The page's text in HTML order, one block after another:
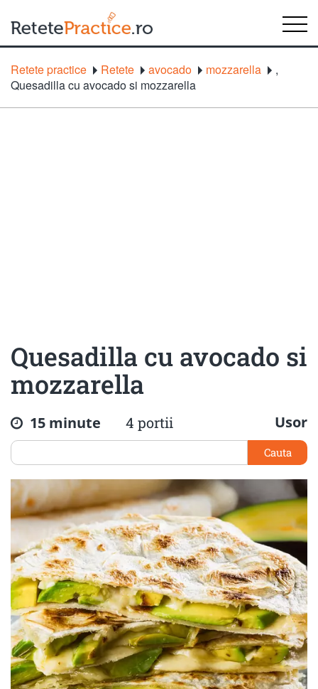
Retete practice Retete avocado ,
mozzarella
Quesadilla cu avocado si mozzarella
Quesadilla cu avocado si
mozzarella
15 minute 4 portii Usor
Cauta